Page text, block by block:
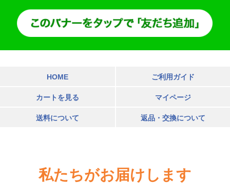
HOME ご利用ガイド
カートを見る マイページ
送料について 返品・交換について
私たちがお届けします